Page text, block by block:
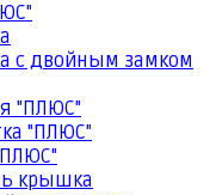
с двойным замком
"ПЛЮС"
"ПЛЮС"
крышка